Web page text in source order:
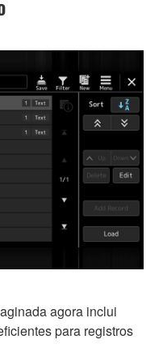
agora inclui
para registros